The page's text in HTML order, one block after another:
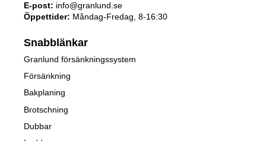
E-post: info@granlund.se
Öppettider: Måndag-Fredag, 8-16:30
Snabblänkar
Granlund försänkningssystem
Försänkning
Bakplaning
Brotschning
Dubbar